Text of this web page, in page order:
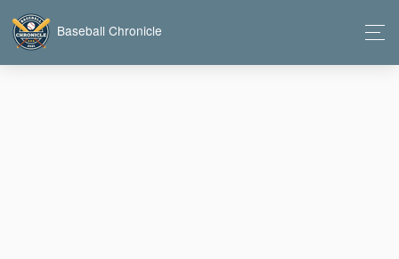
Baseball Chronicle